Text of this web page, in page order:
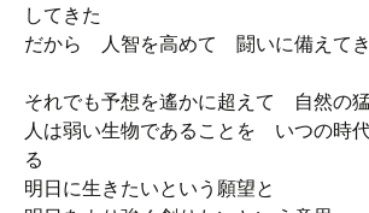
してきた
だから 人智を高めて 闘いに備えて
それでも予想を遙かに超えて 自然の
人は弱い生物であることを いつの時
る
明日に生きたいという願望と